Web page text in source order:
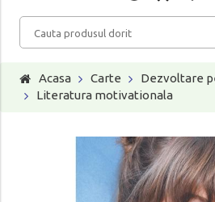
Acasa Carte
Dezvoltare
Literatura motivationala